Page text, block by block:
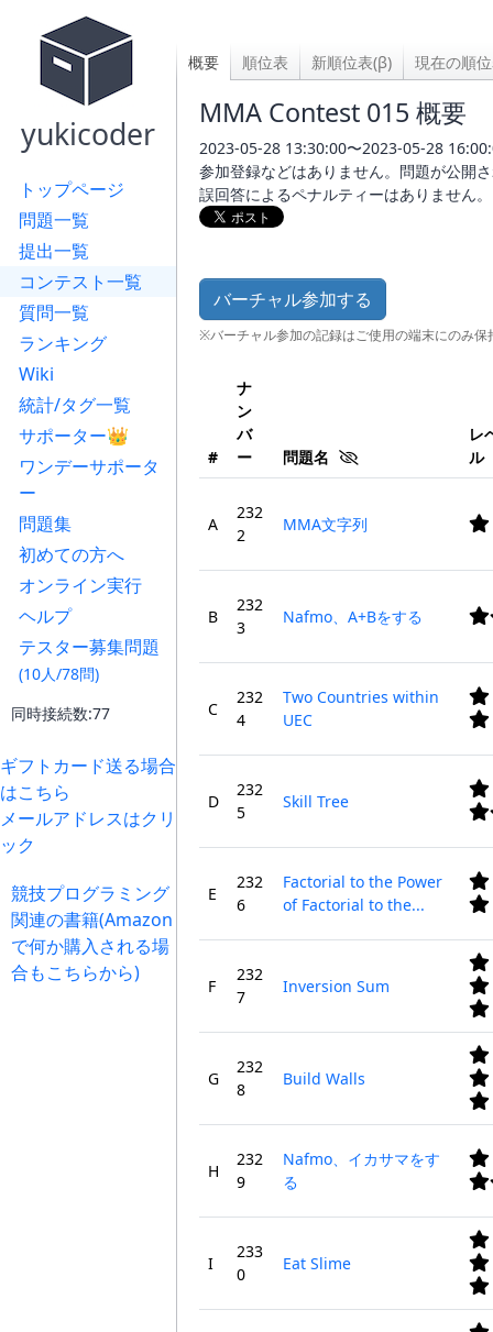
yukicoder
トップページ
問題一覧
提出一覧
コンテスト一覧
質問一覧
ランキング
Wiki
統計/タグ一覧
サポーター👑
ワンデーサポータ
ー
問題集
初めての方へ
オンライン実行
ヘルプ
テスター募集問題
(10人/78問)
同時接続数:77
ギフトカード送る場合
はこちら
メールアドレスはクリ
ック
競技プログラミング
関連の書籍(Amazon
で何か購入される場
合もこちらから)
概要 順位表 新順位表(β) 現在の順
MMA Contest 015 概要
2023-05-28 13:30:00〜2023-05-28
参加登録などはありません。問題が公開
誤回答によるペナルティーはありません。
バーチャル参加する
※バーチャル参加の記録はご使用の端末にのみ
#
ナ
ン
バ
ー
問題名
レ
ル
A
232
2
MMA文字列
B
232
3
Nafmo、A+Bをする
C
232
4
Two Countries within
UEC
D
232
5
Skill Tree
E
232
6
Factorial to the Power
of Factorial to the...
F
232
7
Inversion Sum
G
232
8
Build Walls
H
232
9
Nafmo、イカサマをす
る
I
233
0
Eat Slime